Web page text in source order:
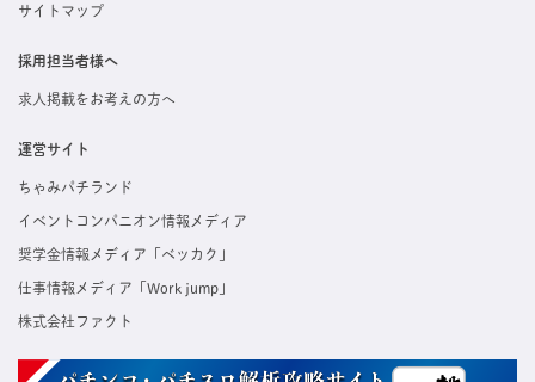
サイトマップ
採用担当者様へ
求人掲載をお考えの方へ
運営サイト
ちゃみパチランド
イベントコンパニオン情報メディア
奨学金情報メディア「ベッカク」
仕事情報メディア「Work jump」
株式会社ファクト